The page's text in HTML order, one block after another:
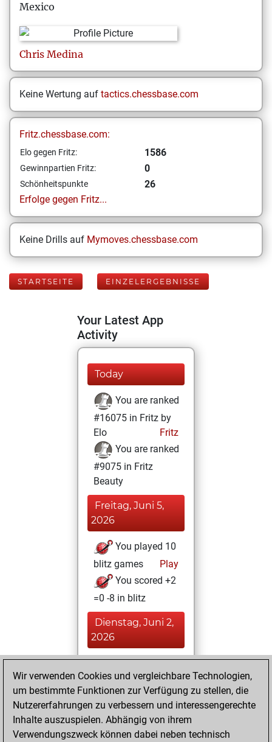
Mexico
Chris Medina
Keine Wertung auf tactics.chessbase.com
Fritz.chessbase.com:
Elo gegen Fritz: 1586
Gewinnpartien Fritz: 0
Schönheitspunkte
26
Erfolge gegen Fritz...
Keine Drills auf Mymoves.chessbase.com
STARTSEITE EINZELERGEBNISSE
Your Latest App
Activity
Today
You are ranked
#16075 in Fritz by
Elo
Fritz
You are ranked
#9075 in Fritz
Beauty
Freitag, Juni 5,
2026
You played 10
blitz games
Play
You scored +2
=0 -8 in blitz
Dienstag, Juni 2,
2026
You achieved a
BeautyScore of 26
Fritz
You
achieved a new Elo
of 1586
Wir verwenden Cookies und vergleichbare Technologien,
um bestimmte Funktionen zur Verfügung zu stellen, die
Nutzererfahrungen zu verbessern und interessengerechte
Inhalte auszuspielen. Abhängig von ihrem
Verwendungszweck können dabei neben technisch